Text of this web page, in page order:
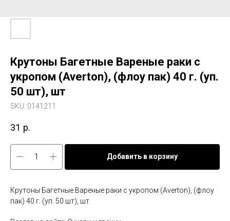
Крутоны Багетные Вареные раки с
укропом (Averton), (флоу пак) 40 г. (уп.
50 шт), шт
SKU: 0141211
31 р.
Добавить в корзину
Крутоны Багетные Вареные раки с укропом (Averton), (флоу
пак) 40 г. (уп. 50 шт), шт